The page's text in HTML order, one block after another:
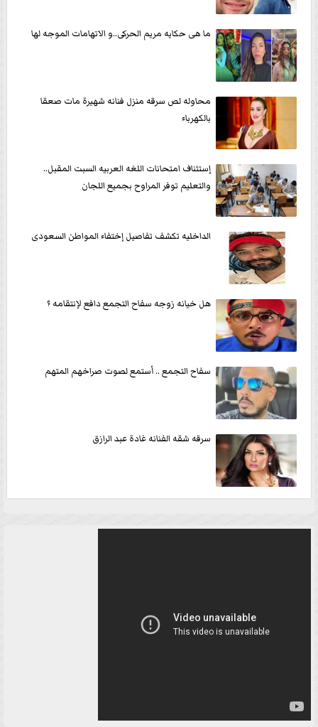
ما هى حكايه مريم الحركى..و الاتهامات الموجه لها
محاوله لص سرقه منزل فنانه شهيرة مات صعقا
بالكهرباء
إستئناف امتحانات اللغه العربيه السبت المقبل..
والتعليم توفر المراوح بجميع اللجان
الداخليه تكشف تفاصيل إختفاء المواطن السعودى
هل خيانه زوجه سفاح التجمع دافع لإنتقامه ؟
سفاح التجمع .. أستمع لصوت صراخهم المتهم
سرقه شقه الفنانه غادة عبد الرازق